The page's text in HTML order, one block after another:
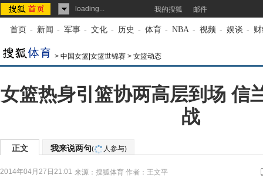
loading... 我的搜狐 邮件
首页 - 新闻 - 军事 - 文化 - 历史 - 体育 - NBA - 视频 - 娱谈 -
> 中国女篮|女篮世锦赛 > 女篮动态
女篮热身引篮协两高层到场 信
战
正文 我来说两句( 人参与)
2014年04月27日21:01 来源： 搜狐体育 作者：王文平